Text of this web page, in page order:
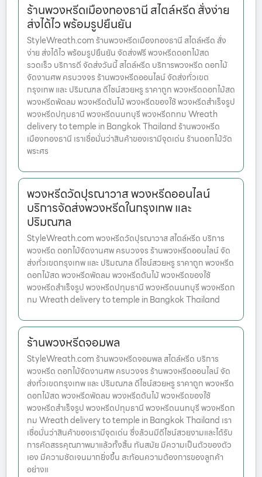
ร้านพวงหรีดเมืองทองธานี สไตล์หรีด สั่งง่าย
ส่งได้ไว พร้อมรูปยืนยัน
StyleWreath.com ร้านพวงหรีดเมืองทองธานี สไตล์หรีด สั่ง
ง่าย ส่งได้ไว พร้อมรูปยืนยัน จัดส่งฟรี พวงหรีดดอกไม้สด
รวดเร็ว บริการดี จัดส่งวันนี้ สไตล์หรีด บริการพวงหรีด ดอกไม้
จัดงานศพ ครบวงจร ร้านพวงหรีดออนไลน์ จัดส่งทั่วเขต
กรุงเทพ และ ปริมณฑล ดีไซน์สวยหรู ราคาถูก พวงหรีดดอกไม้สด
พวงหรีดพัดลม พวงหรีดต้นไม้ พวงหรีดของใช้ พวงหรีดสำเร็จรูป
พวงหรีดปทุมธานี พวงหรีดนนทบุรี พวงหรีดกทม Wreath
delivery to temple in Bangkok Thailand ร้านพวงหรีด
เมืองทองธานี เราเชื่อมั่นว่าสินค้าของเรามีจุดเด่น ร้านดอกไม้วัด
พระศร
พวงหรีดวัดปุรณาวาส พวงหรีดออนไลน์
บริการจัดส่งพวงหรีดในกรุงเทพ และ
ปริมณฑล
StyleWreath.com พวงหรีดวัดปุรณาวาส สไตล์หรีด บริการ
พวงหรีด ดอกไม้จัดงานศพ ครบวงจร ร้านพวงหรีดออนไลน์ จัด
ส่งทั่วเขตกรุงเทพ และ ปริมณฑล ดีไซน์สวยหรู ราคาถูก พวงหรีด
ดอกไม้สด พวงหรีดพัดลม พวงหรีดต้นไม้ พวงหรีดของใช้
พวงหรีดสำเร็จรูป พวงหรีดปทุมธานี พวงหรีดนนทบุรี พวงหรีดก
ทม Wreath delivery to temple in Bangkok Thailand
ร้านพวงหรีดจอมพล
StyleWreath.com ร้านพวงหรีดจอมพล สไตล์หรีด บริการ
พวงหรีด ดอกไม้จัดงานศพ ครบวงจร ร้านพวงหรีดออนไลน์ จัด
ส่งทั่วเขตกรุงเทพ และ ปริมณฑล ดีไซน์สวยหรู ราคาถูก พวงหรีด
ดอกไม้สด พวงหรีดพัดลม พวงหรีดต้นไม้ พวงหรีดของใช้
พวงหรีดสำเร็จรูป พวงหรีดปทุมธานี พวงหรีดนนทบุรี พวงหรีดก
ทม Wreath delivery to temple in Bangkok Thailand เรา
เชื่อมั่นว่าสินค้าของเรามีจุดเด่น ซึ่งล้วนมีดีไซน์สวยงามและได้รับ
การคัดสรรคุณภาพมาแล้วทั้งสิ้น ทันสมัย มีความเป็นตัวของตัว
เอง มีความชัดเจนมากยิ่งขึ้น สะท้อนความต้องการของลูกค้า
อย่างแ